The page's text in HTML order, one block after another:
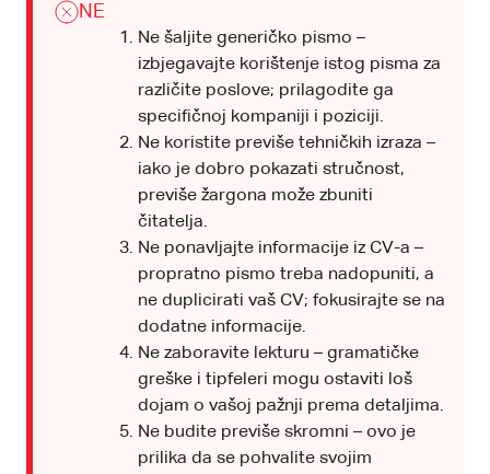
NE
Ne šaljite generičko pismo –
izbjegavajte korištenje istog pisma za
različite poslove; prilagodite ga
specifičnoj kompaniji i poziciji.
Ne koristite previše tehničkih izraza –
iako je dobro pokazati stručnost,
previše žargona može zbuniti
čitatelja.
Ne ponavljajte informacije iz CV-a –
propratno pismo treba nadopuniti, a
ne duplicirati vaš CV; fokusirajte se na
dodatne informacije.
Ne zaboravite lekturu – gramatičke
greške i tipfeleri mogu ostaviti loš
dojam o vašoj pažnji prema detaljima.
Ne budite previše skromni – ovo je
prilika da se pohvalite svojim